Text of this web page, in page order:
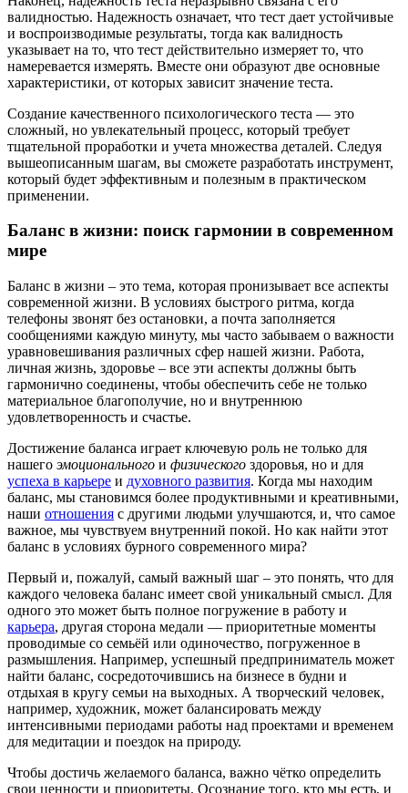
валидностью. Надежность означает, что тест дает устойчивые
и воспроизводимые результаты, тогда как валидность
указывает на то, что тест действительно измеряет то, что
намеревается измерять. Вместе они образуют две основные
характеристики, от которых зависит значение теста.
Создание качественного психологического теста — это
сложный, но увлекательный процесс, который требует
тщательной проработки и учета множества деталей. Следуя
вышеописанным шагам, вы сможете разработать инструмент,
который будет эффективным и полезным в практическом
применении.
Баланс в жизни: поиск гармонии в современном
мире
Баланс в жизни – это тема, которая пронизывает все аспекты
современной жизни. В условиях быстрого ритма, когда
телефоны звонят без остановки, а почта заполняется
сообщениями каждую минуту, мы часто забываем о важности
уравновешивания различных сфер нашей жизни. Работа,
личная жизнь, здоровье – все эти аспекты должны быть
гармонично соединены, чтобы обеспечить себе не только
материальное благополучие, но и внутреннюю
удовлетворенность и счастье.
Достижение баланса играет ключевую роль не только для
нашего эмоционального и физического здоровья, но и для
успеха в карьере и духовного развития. Когда мы находим
баланс, мы становимся более продуктивными и креативными,
наши отношения с другими людьми улучшаются, и, что самое
важное, мы чувствуем внутренний покой. Но как найти этот
баланс в условиях бурного современного мира?
Первый и, пожалуй, самый важный шаг – это понять, что для
каждого человека баланс имеет свой уникальный смысл. Для
одного это может быть полное погружение в работу и
карьера, другая сторона медали — приоритетные моменты
проводимые со семьёй или одиночество, погруженное в
размышления. Например, успешный предприниматель может
найти баланс, сосредоточившись на бизнесе в будни и
отдыхая в кругу семьи на выходных. А творческий человек,
например, художник, может балансировать между
интенсивными периодами работы над проектами и временем
для медитации и поездок на природу.
Чтобы достичь желаемого баланса, важно чётко определить
свои ценности и приоритеты. Осознание того, кто мы есть, и